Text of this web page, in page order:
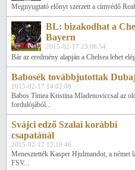
Megnyugtató előnyt szerzett a címvédő
BL: bizakodhat a
Bayern
2015-02-17 23:06:54
Bár az eredmény alapján a Chelsea lehet
Babosék továbbjutottak
2015-02-17 14:02:08
Babos Tímea Kristina Mladenoviccsal az
fordulójából...
Svájci edző Szalai korábbi
csapatánál
2015-02-17 12:10:46
Menesztették Kasper Hjulmandot, a német
FSV...